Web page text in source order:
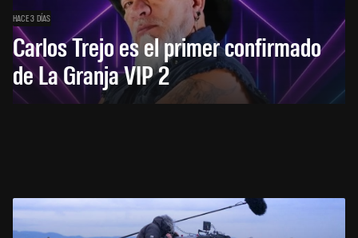
HACE 3 DÍAS
Carlos Trejo es el primer confirmado
de La Granja VIP 2